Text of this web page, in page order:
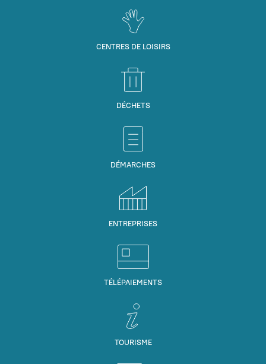
CENTRES DE LOISIRS
DÉCHETS
DÉMARCHES
ENTREPRISES
TÉLÉPAIEMENTS
TOURISME